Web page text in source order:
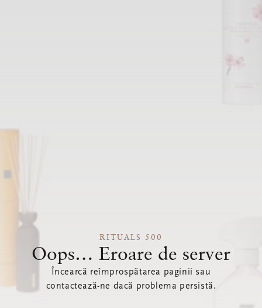
RITUALS 500
Oops… Eroare de server
Încearcă reîmprospătarea paginii sau
contactează-ne dacă problema persistă.